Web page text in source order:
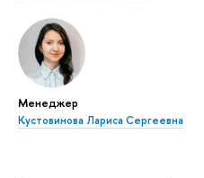
Менеджер
Кустовинова Лариса Сергеевна